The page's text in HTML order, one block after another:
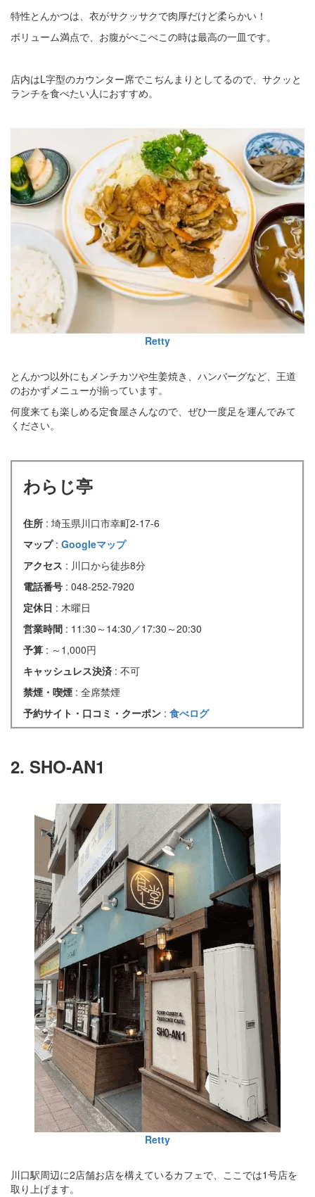
特性とんかつは、衣がサクッサクで肉厚だけど柔らかい！
ボリューム満点で、お腹がぺこぺこの時は最高の一皿です。
店内はL字型のカウンター席でこぢんまりとしてるので、サクッと
ランチを食べたい人におすすめ。
Retty
とんかつ以外にもメンチカツや生姜焼き、ハンバーグなど、王道
のおかずメニューが揃っています。
何度来ても楽しめる定食屋さんなので、ぜひ一度足を運んでみて
ください。
わらじ亭
住所 : 埼玉県川口市幸町2-17-6
マップ : Googleマップ
アクセス : 川口から徒歩8分
電話番号 : 048-252-7920
定休日 : 木曜日
営業時間 : 11:30～14:30／17:30～20:30
予算 : ～1,000円
キャッシュレス決済 : 不可
禁煙・喫煙 : 全席禁煙
予約サイト・口コミ・クーポン : 食べログ
2. SHO-AN1
Retty
川口駅周辺に2店舗お店を構えているカフェで、ここでは1号店を
取り上げます。